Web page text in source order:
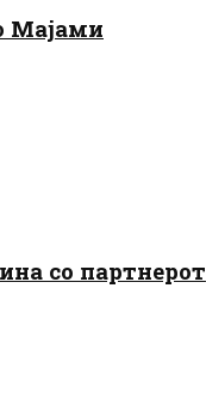
Мајами
со партнерот